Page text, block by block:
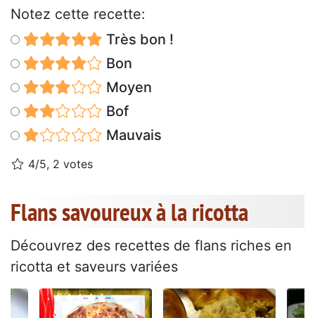
Notez cette recette:
Très bon !
Bon
Moyen
Bof
Mauvais
4/5, 2 votes
Flans savoureux à la ricotta
Découvrez des recettes de flans riches en
ricotta et saveurs variées